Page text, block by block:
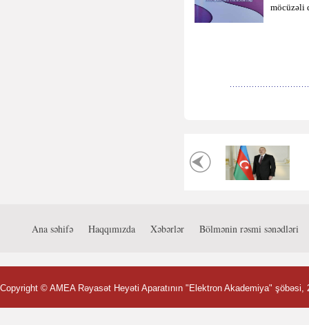
möcüzəli
Ana səhifə Haqqımızda Xəbərlər Bölmənin rəsmi sənədləri
Copyright © AMEA Rəyasət Heyəti Aparatının "Elektron Akademiya" şöbəsi,